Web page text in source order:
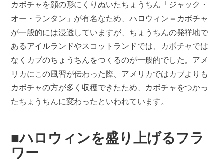
カボチャを顔の形にくりぬいたちょうちん「ジャック・
オー・ランタン」が有名なため、ハロウィン＝カボチャ
が一般的には浸透していますが、ちょうちんの発祥地で
あるアイルランドやスコットランドでは、カボチャでは
なくカブのちょうちんをつくるのが一般的でした。アメ
リカにこの風習が伝わった際、アメリカではカブよりも
カボチャの方が多く収穫できたため、カボチャをつかっ
たちょうちんに変わったといわれています。
■ハロウィンを盛り上げるフラ
ワー